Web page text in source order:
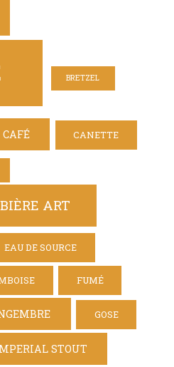
BRETZEL
CAFÉ CANETTE
ART
EAU DE SOURCE
FUMÉ
GOSE
STOUT